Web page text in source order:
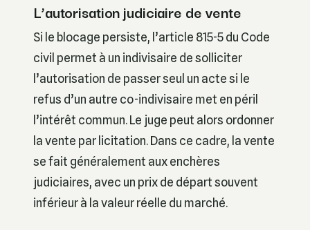
L’autorisation judiciaire de vente
Si le blocage persiste, l’article 815-5 du Code
civil permet à un indivisaire de solliciter
l’autorisation de passer seul un acte si le
refus d’un autre co-indivisaire met en péril
l’intérêt commun. Le juge peut alors ordonner
la vente par licitation. Dans ce cadre, la vente
se fait généralement aux enchères
judiciaires, avec un prix de départ souvent
inférieur à la valeur réelle du marché.